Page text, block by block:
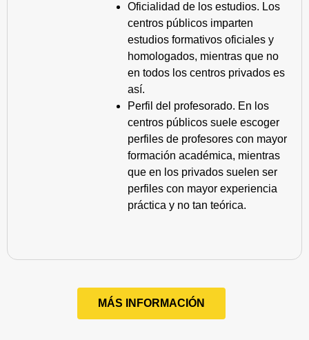
Oficialidad de los estudios. Los
centros públicos imparten
estudios formativos oficiales y
homologados, mientras que no
en todos los centros privados es
así.
Perfil del profesorado. En los
centros públicos suele escoger
perfiles de profesores con mayor
formación académica, mientras
que en los privados suelen ser
perfiles con mayor experiencia
práctica y no tan teórica.
MÁS INFORMACIÓN